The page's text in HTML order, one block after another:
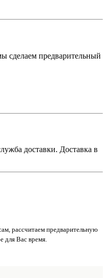
сделаем предварительный
доставки. Доставка в
рассчитаем предварительную
для Вас время.